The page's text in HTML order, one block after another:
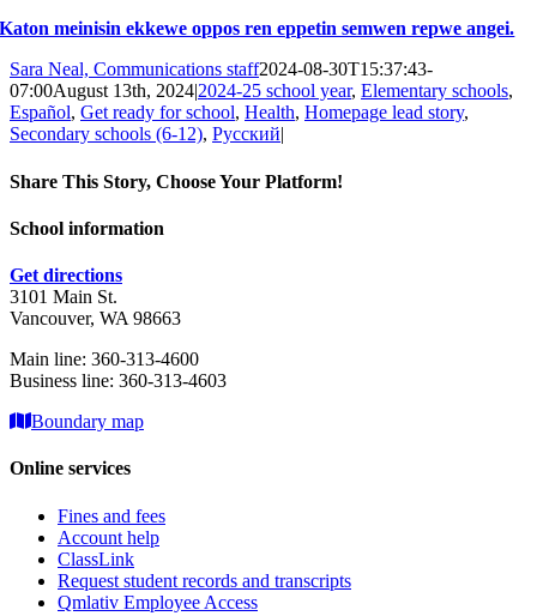
Katon meinisin ekkewe oppos ren eppetin semwen repwe angei.
Sara Neal, Communications staff2024-08-30T15:37:43-
07:00August 13th, 2024|2024-25 school year, Elementary schools,
Español, Get ready for school, Health, Homepage lead story,
Secondary schools (6-12), Русский|
Share This Story, Choose Your Platform!
Facebook
X
School information
Get directions
3101 Main St.
Vancouver, WA 98663
Main line: 360-313-4600
Business line: 360-313-4603
Boundary map
Online services
Fines and fees
Account help
ClassLink
Request student records and transcripts
Qmlativ Employee Access